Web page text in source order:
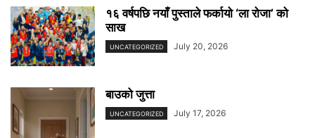
१६ वर्षपछि नयाँ पुस्ताले फर्कायो ‘ला रोजा’ को
साख
UNCATEGORIZED July 20, 2026
बाउको जुत्ता
UNCATEGORIZED July 17, 2026